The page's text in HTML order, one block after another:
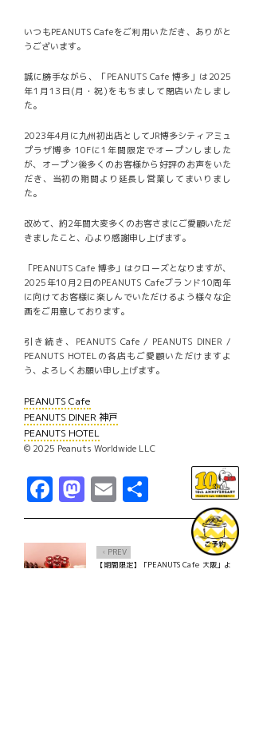
いつもPEANUTS Cafeをご利用いただき、ありがと
うございます。
誠に勝手ながら、「PEANUTS Cafe 博多」は2025
年1月13日(月・祝)をもちまして閉店いたしまし
た。
2023年4月に九州初出店としてJR博多シティアミュ
プラザ博多 10Fに1年間限定でオープンしました
が、オープン後多くのお客様から好評のお声をいた
だき、当初の期間より延長し営業してまいりまし
た。
改めて、約2年間大変多くのお客さまにご愛顧いただ
きましたこと、心より感謝申し上げます。
「PEANUTS Cafe 博多」はクローズとなりますが、
2025年10月2日のPEANUTS Cafeブランド10周年
に向けてお客様に楽しんでいただけるよう様々な企
画をご用意しております。
引き続き、PEANUTS Cafe / PEANUTS DINER /
PEANUTS HOTELの各店もご愛顧いただけますよ
う、よろしくお願い申し上げます。
PEANUTS Cafe
PEANUTS DINER 神戸
PEANUTS HOTEL
© 2025 Peanuts Worldwide LLC
Facebook
Mastodon
Email
有
Ô PREV
【期間限定】「PEANUTS Cafe 大阪」よ